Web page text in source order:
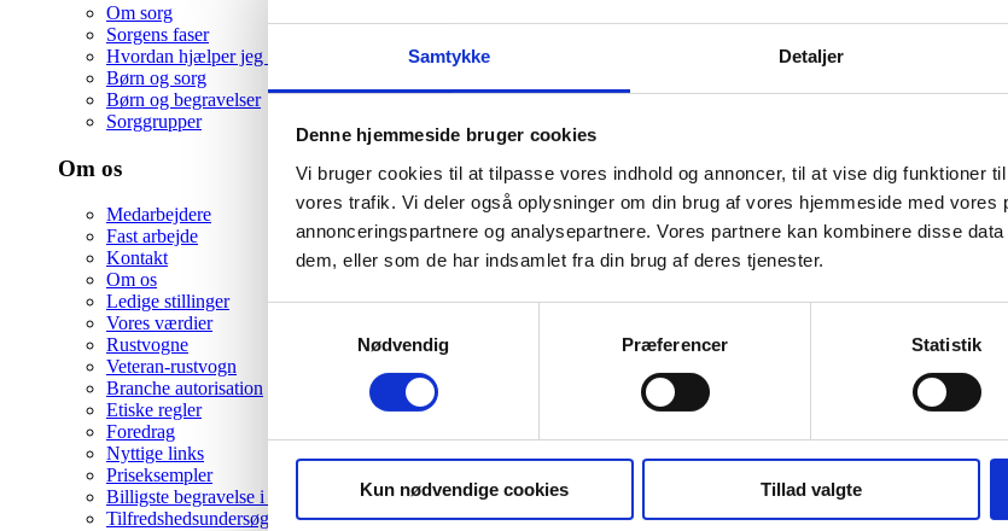
Samtykke Detaljer
Denne hjemmeside bruger cookies
Vi bruger cookies til at tilpasse vores indhold og annoncer, til at vise dig funktioner
vores trafik. Vi deler også oplysninger om din brug af vores hjemmeside med vores
annonceringspartnere og analysepartnere. Vores partnere kan kombinere disse
dem, eller som de har indsamlet fra din brug af deres tjenester.
Nødvendig
Præferencer Statistik
Kun nødvendige cookies Tillad valgte
Om sorg
Sorgens faser
Hvordan hjælper jeg en ven i sorg
Børn og sorg
Børn og begravelser
Sorggrupper
Om os
Medarbejdere
Fast arbejde
Kontakt
Om os
Ledige stillinger
Vores værdier
Rustvogne
Veteran-rustvogn
Branche autorisation
Etiske regler
Foredrag
Nyttige links
Priseksempler
Billigste begravelse i Viborg
Tilfredshedsundersøgelse